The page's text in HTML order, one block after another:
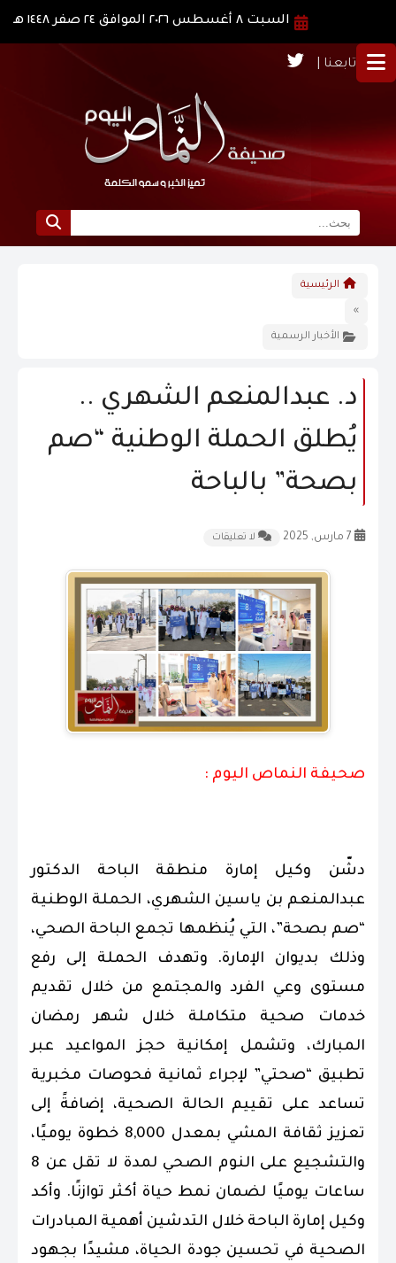
السبت ٨ أغسطس ٢٠٢٦ الموافق ٢٤ صفر ١٤٤٨ هـ
تابعنا |
نبذة عن النماص
الرؤية و الرسالة
الاخبار
المقالات
الرئيسية
»
الأخبار الرسمية
د. عبدالمنعم الشهري ..
يُطلق الحملة الوطنية “صم
بصحة” بالباحة
لا تعليقات
صحيفة النماص اليوم :
دشّن وكيل إمارة منطقة الباحة الدكتور
عبدالمنعم بن ياسين الشهري، الحملة الوطنية
“صم بصحة”، التي يُنظمها تجمع الباحة الصحي،
وذلك بديوان الإمارة. وتهدف الحملة إلى رفع
مستوى وعي الفرد والمجتمع من خلال تقديم
خدمات صحية متكاملة خلال شهر رمضان
المبارك، وتشمل إمكانية حجز المواعيد عبر
تطبيق “صحتي” لإجراء ثمانية فحوصات مخبرية
تساعد على تقييم الحالة الصحية، إضافةً إلى
تعزيز ثقافة المشي بمعدل 8,000 خطوة يوميًا،
والتشجيع على النوم الصحي لمدة لا تقل عن 8
ساعات يوميًا لضمان نمط حياة أكثر توازنًا. وأكد
وكيل إمارة الباحة خلال التدشين أهمية المبادرات
الصحية في تحسين جودة الحياة، مشيدًا بجهود